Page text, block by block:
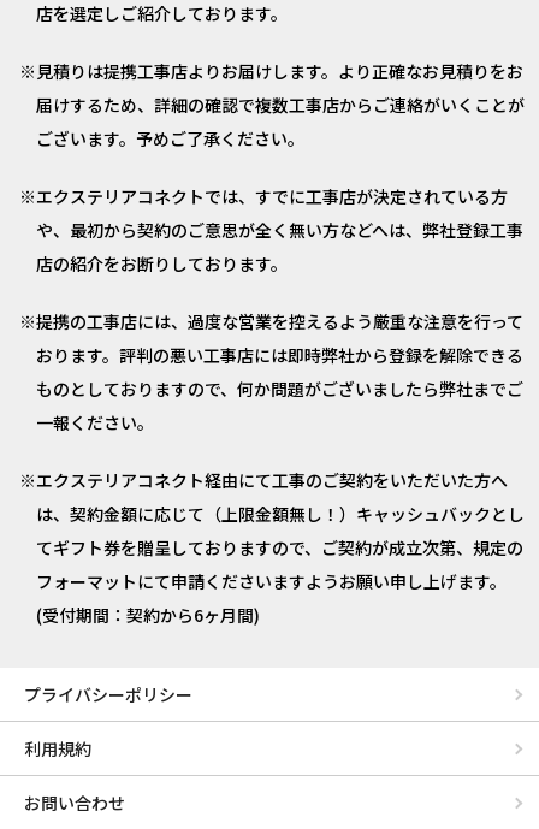
店を選定しご紹介しております。
見積りは提携工事店よりお届けします。より正確なお見積りをお
届けするため、詳細の確認で複数工事店からご連絡がいくことが
ございます。予めご了承ください。
エクステリアコネクトでは、すでに工事店が決定されている方
や、最初から契約のご意思が全く無い方などへは、弊社登録工事
店の紹介をお断りしております。
提携の工事店には、過度な営業を控えるよう厳重な注意を行って
おります。評判の悪い工事店には即時弊社から登録を解除できる
ものとしておりますので、何か問題がございましたら弊社までご
一報ください。
エクステリアコネクト経由にて工事のご契約をいただいた方へ
は、契約金額に応じて（上限金額無し！）キャッシュバックとし
てギフト券を贈呈しておりますので、ご契約が成立次第、規定の
フォーマットにて申請くださいますようお願い申し上げます。
(受付期間：契約から6ヶ月間)
プライバシーポリシー
利用規約
お問い合わせ